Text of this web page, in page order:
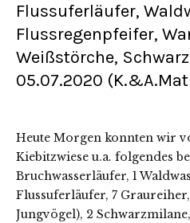
Flussuferläufer,
Flussregenpfeifer,
Weißstörche,
05.07.2020
Heute Morgen konnten wir
Kiebitzwiese u.a. folgendes
Bruchwasserläufer, 1
Flussuferläufer, 7
Jungvögel), 2